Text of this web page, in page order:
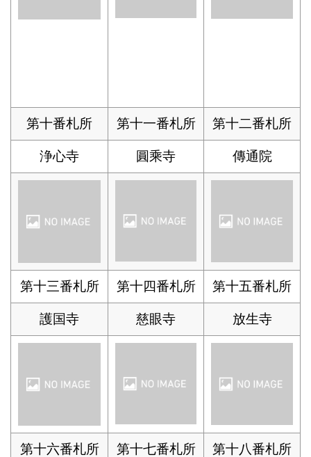
第十番札所 第十一番札所 第十二番札所
浄心寺 圓乘寺 傳通院
第十三番札所 第十四番札所 第十五番札所
護国寺 慈眼寺 放生寺
第十六番札所 第十七番札所 第十八番札所